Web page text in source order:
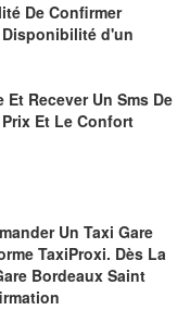
De Confirmer
Disponibilité d'un
Recever Un Sms De
Et Le Confort
Un Taxi Gare
TaxiProxi. Dès La
Bordeaux Saint